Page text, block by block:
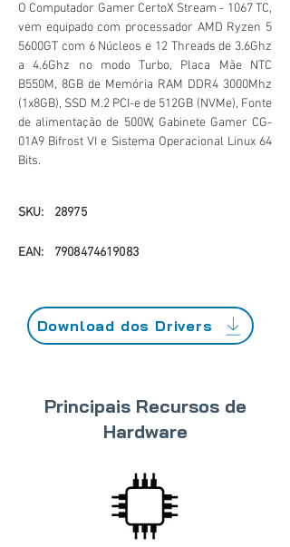
O Computador Gamer CertoX Stream - 1067 TC,
vem equipado com processador AMD Ryzen 5
5600GT com 6 Núcleos e 12 Threads de 3.6Ghz
a 4.6Ghz no modo Turbo, Placa Mãe NTC
B550M, 8GB de Memória RAM DDR4 3000Mhz
(1x8GB), SSD M.2 PCI-e de 512GB (NVMe), Fonte
de alimentação de 500W, Gabinete Gamer CG-
01A9 Bifrost VI e Sistema Operacional Linux 64
Bits.
SKU: 28975
EAN: 7908474619083
Download dos Drivers
Principais Recursos de
Hardware